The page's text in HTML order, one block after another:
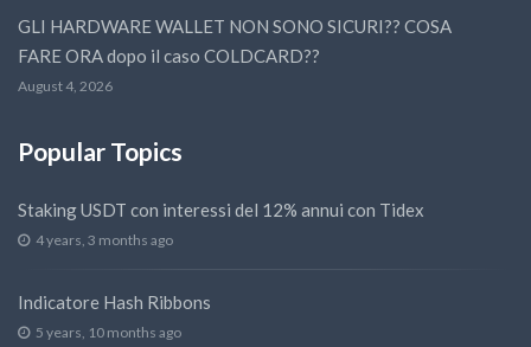
GLI HARDWARE WALLET NON SONO SICURI?? COSA
FARE ORA dopo il caso COLDCARD??
August 4, 2026
Popular Topics
Staking USDT con interessi del 12% annui con Tidex
4 years, 3 months ago
Indicatore Hash Ribbons
5 years, 10 months ago